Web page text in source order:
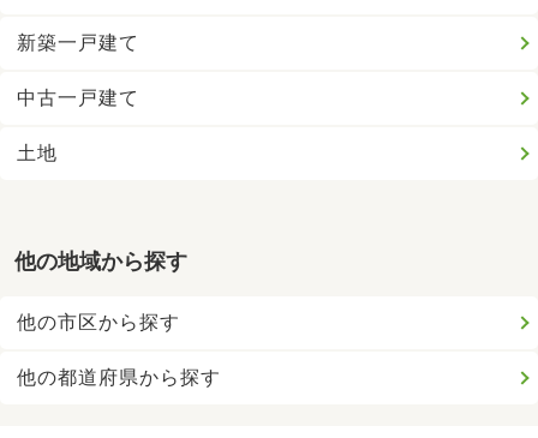
新築一戸建て
中古一戸建て
土地
他の地域から探す
他の市区から探す
他の都道府県から探す